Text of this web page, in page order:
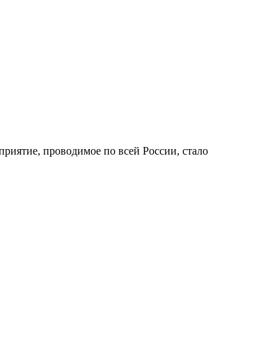
проводимое по всей России, стало